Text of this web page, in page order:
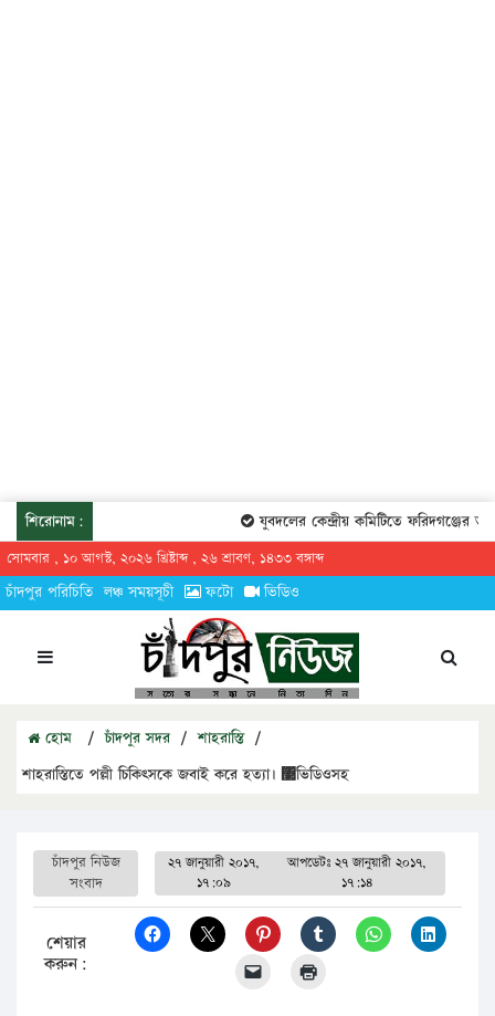
শিরোনাম: যুবদলের কেন্দ্রীয় কমিটিতে ফরিদগঞ্জের
সোমবার , ১০ আগস্ট, ২০২৬ খ্রিষ্টাব্দ , ২৬ শ্রাবণ, ১৪৩৩ বঙ্গাব্দ
চাঁদপুর পরিচিতি লঞ্চ সময়সূচী ফটো ভিডিও
হোম / চাঁদপুর সদর / শাহরাস্তি /
শাহরাস্তিতে পল্লী চিকিৎসকে জবাই করে হত্যা। ঳ভিডিওসহ
চাঁদপুর নিউজ
সংবাদ
২৭ জানুয়ারী ২০১৭,
১৭:০৯
আপডেটঃ২৭ জানুয়ারী ২০১৭,
১৭:১৪
শেয়ার
করুন: